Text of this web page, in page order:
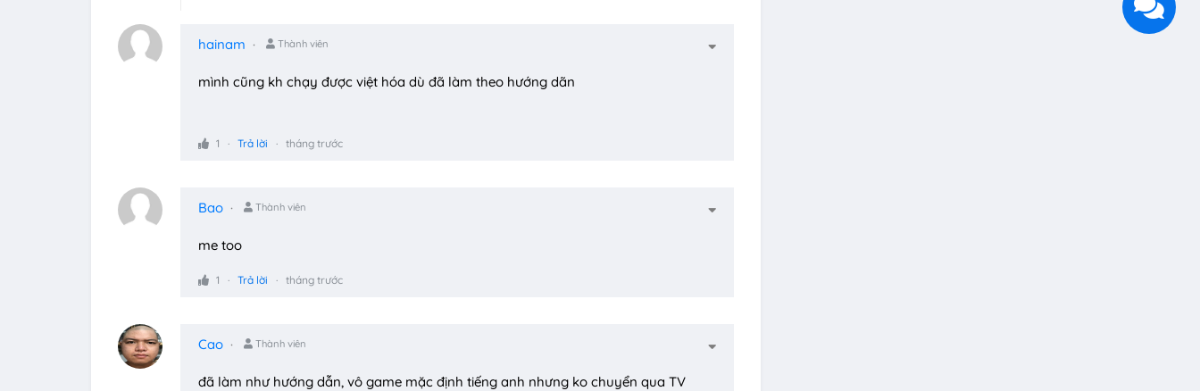
hainam Thành viên
mình cũng kh chạy được việt hóa dù đã làm theo hướng dãn
1 Trả lời tháng trước
Bao Thành viên
me too
1 Trả lời tháng trước
Cao Thành viên
đã làm như hướng dẫn, vô game mặc định tiếng anh nhưng ko chuyển qua TV